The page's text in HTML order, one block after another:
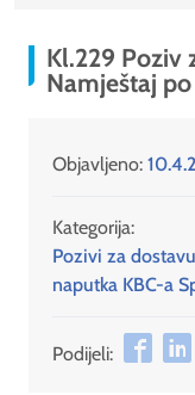
Kl.229 Poziv
Namještaj
Objavljeno:
Kategorija:
Pozivi za
naputka KBC-a
Podijeli: